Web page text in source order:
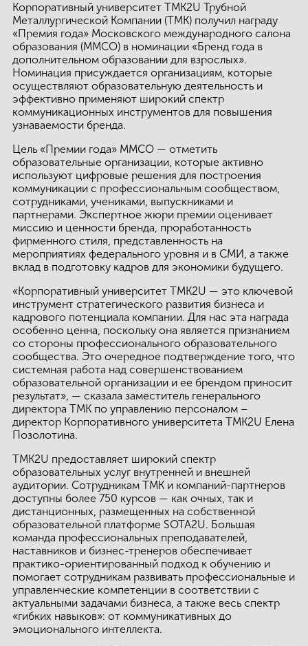
СКЛАДЫ
О ЗАВОДЕ
ПРОЕКТЫ
КАЧЕСТВО
МОНТАЖ
НОВОСТИ
КОНТАКТЫ
ЛИЧНЫЙ КАБИНЕТ
ЛИЧНЫЙ КАБИНЕТ КЛИЕНТА
Корпоративный университет ТМК2U Трубной
Металлургической Компании (ТМК) получил награду
«Премия года» Московского международного салона
образования (ММСО) в номинации «Бренд года в
дополнительном образовании для взрослых».
Номинация присуждается организациям, которые
осуществляют образовательную деятельность и
эффективно применяют широкий спектр
коммуникационных инструментов для повышения
узнаваемости бренда.
Цель «Премии года» ММСО — отметить
образовательные организации, которые активно
используют цифровые решения для построения
коммуникации с профессиональным сообществом,
сотрудниками, учениками, выпускниками и
партнерами. Экспертное жюри премии оценивает
миссию и ценности бренда, проработанность
фирменного стиля, представленность на
мероприятиях федерального уровня и в СМИ, а также
вклад в подготовку кадров для экономики будущего.
«Корпоративный университет ТМК2U — это ключевой
инструмент стратегического развития бизнеса и
кадрового потенциала компании. Для нас эта награда
особенно ценна, поскольку она является признанием
со стороны профессионального образовательного
сообщества. Это очередное подтверждение того, что
системная работа над совершенствованием
образовательной организации и ее брендом приносит
результат», — сказала заместитель генерального
директора ТМК по управлению персоналом –
директор Корпоративного университета ТМК2U Елена
Позолотина.
ТМК2U предоставляет широкий спектр
образовательных услуг внутренней и внешней
аудитории. Сотрудникам ТМК и компаний-партнеров
доступны более 750 курсов — как очных, так и
дистанционных, размещенных на собственной
образовательной платформе SOTA2U. Большая
команда профессиональных преподавателей,
наставников и бизнес-тренеров обеспечивает
практико-ориентированный подход к обучению и
помогает сотрудникам развивать профессиональные и
управленческие компетенции в соответствии с
актуальными задачами бизнеса, а также весь спектр
«гибких навыков»: от коммуникативных до
эмоционального интеллекта.